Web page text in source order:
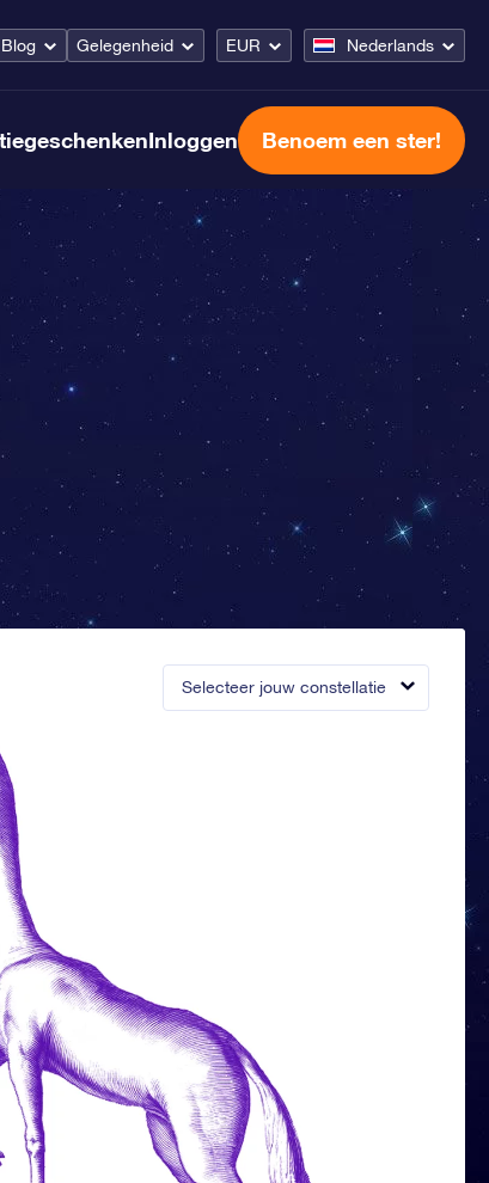
Blog Gelegenheid EUR Nederlands
Inloggen Benoem een ster!
Selecteer jouw constellatie